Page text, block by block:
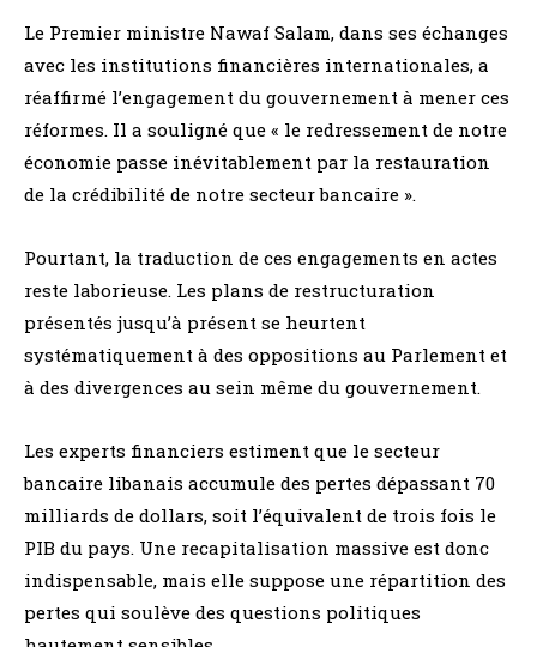
Le Premier ministre Nawaf Salam, dans ses échanges
avec les institutions financières internationales, a
réaffirmé l’engagement du gouvernement à mener ces
réformes. Il a souligné que « le redressement de notre
économie passe inévitablement par la restauration
de la crédibilité de notre secteur bancaire ».
Pourtant, la traduction de ces engagements en actes
reste laborieuse. Les plans de restructuration
présentés jusqu’à présent se heurtent
systématiquement à des oppositions au Parlement et
à des divergences au sein même du gouvernement.
Les experts financiers estiment que le secteur
bancaire libanais accumule des pertes dépassant 70
milliards de dollars, soit l’équivalent de trois fois le
PIB du pays. Une recapitalisation massive est donc
indispensable, mais elle suppose une répartition des
pertes qui soulève des questions politiques